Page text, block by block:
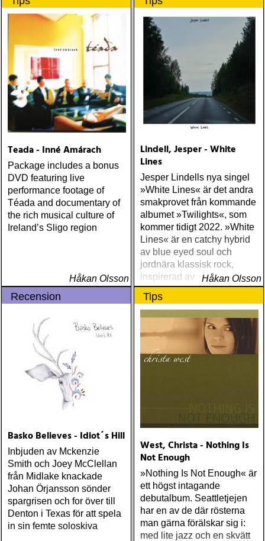
och som utan tvekan ger
mersmak
Teada - Inné Amárach
Package includes a bonus
DVD featuring live
performance footage of
Téada and documentary of
the rich musical culture of
Ireland’s Sligo region
Håkan Olsson
Lindell, Jesper - White
Lines
Jesper Lindells nya singel
»White Lines« är det andra
smakprovet från kommande
albumet »Twilights«, som
kommer tidigt 2022. »White
Lines« är en catchy hybrid
av blue eyed soul och
jordnära klassisk rock,
inspirerad av
sjuttiotalsrockens fria
förhållningssätt till mallar
Håkan Olsson
Recension
Basko Believes - Idiot´s Hill
Inbjuden av Mckenzie
Smith och Joey McClellan
från Midlake knackade
Johan Örjansson sönder
spargrisen och for över till
Denton i Texas för att spela
in sin femte soloskiva
Tips
West, Christa - Nothing Is
Not Enough
»Nothing Is Not Enough« är
ett högst intagande
debutalbum. Seattletjejen
har en av de där rösterna
man gärna förälskar sig i:
med lite jazz och en skvätt